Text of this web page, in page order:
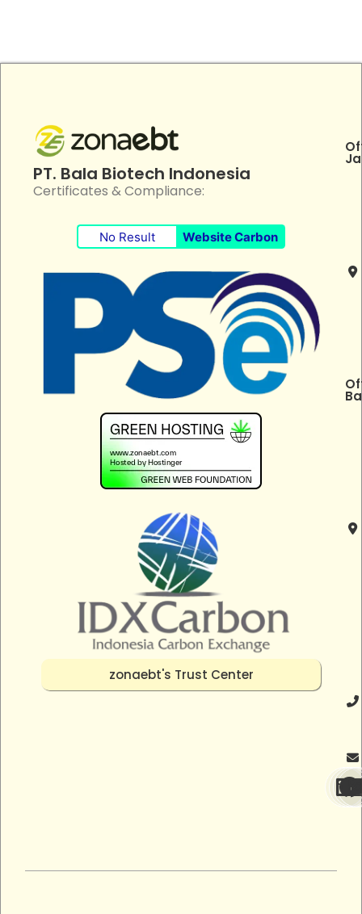
PT. Bala Biotech Indonesia
Certificates & Compliance:
No Result Website Carbon
zonaebt's Trust Center